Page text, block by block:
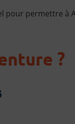
pour permettre à
?